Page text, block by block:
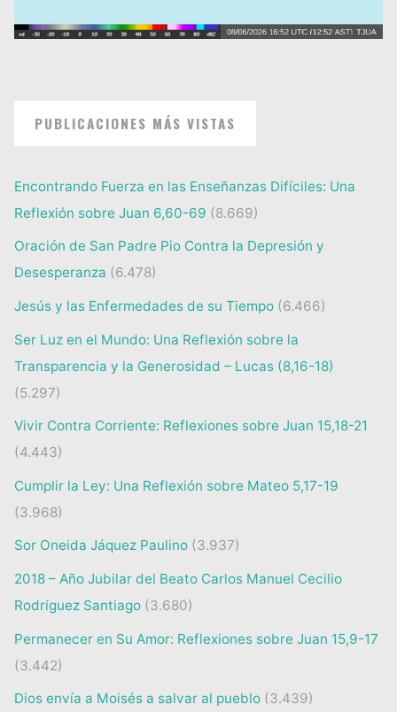
PUBLICACIONES MÁS VISTAS
Encontrando Fuerza en las Enseñanzas Difíciles: Una
Reflexión sobre Juan 6,60-69 (8.669)
Oración de San Padre Pio Contra la Depresión y
Desesperanza (6.478)
Jesús y las Enfermedades de su Tiempo (6.466)
Ser Luz en el Mundo: Una Reflexión sobre la
Transparencia y la Generosidad – Lucas (8,16-18)
(5.297)
Vivir Contra Corriente: Reflexiones sobre Juan 15,18-21
(4.443)
Cumplir la Ley: Una Reflexión sobre Mateo 5,17-19
(3.968)
Sor Oneida Jáquez Paulino (3.937)
2018 – Año Jubilar del Beato Carlos Manuel Cecilio
Rodríguez Santiago (3.680)
Permanecer en Su Amor: Reflexiones sobre Juan 15,9-17
(3.442)
Dios envía a Moisés a salvar al pueblo (3.439)